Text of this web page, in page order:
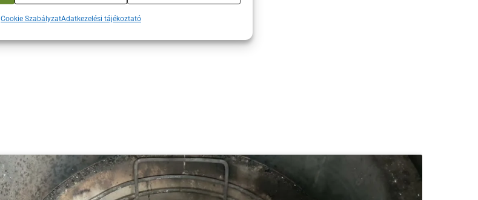
Cookie SzabályzatAdatkezelési tájékoztató